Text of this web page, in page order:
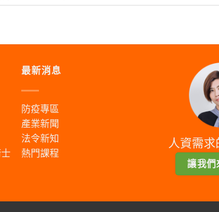
最新消息
防疫專區
產業新聞
法令新知
熱門課程
人資需
讓我們